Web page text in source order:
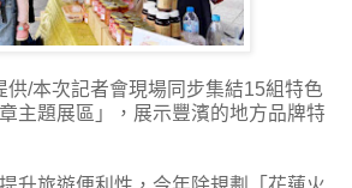
供/本次記者會現場同步集結15組特色
主題展區」，展示豐濱的地方品牌特